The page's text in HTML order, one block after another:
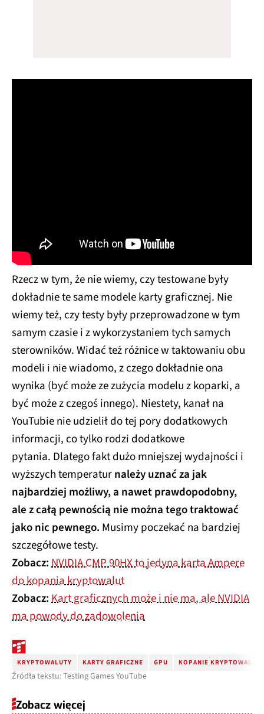
Rzecz w tym, że nie wiemy, czy testowane były
dokładnie te same modele karty graficznej. Nie
wiemy też, czy testy były przeprowadzone w tym
samym czasie i z wykorzystaniem tych samych
sterowników. Widać też różnice w taktowaniu obu
modeli i nie wiadomo, z czego dokładnie ona
wynika (być może ze zużycia modelu z koparki, a
być może z czegoś innego). Niestety, kanał na
YouTubie nie udzielił do tej pory dodatkowych
informacji, co tylko rodzi dodatkowe
pytania. Dlatego fakt dużo mniejszej wydajności i
wyższych temperaturnależy uznać za jak
najbardziej możliwy, a nawet prawdopodobny,
ale z całą pewnością nie można tego traktować
jako nic pewnego. Musimy poczekać na bardziej
szczegółowe testy.
Zobacz:NVIDIA CMP 90HX to jedyna karta Ampere
do kopania kryptowalut
Zobacz:Kart graficznych może i nie ma, ale NVIDIA
ma powody do zadowolenia
KRYPTOWALUTY KARTY GRAFICZNE GPU KOPANIE KRYPTOWALUT
Źródła tekstu: Testing Games YouTube
Zobacz więcej